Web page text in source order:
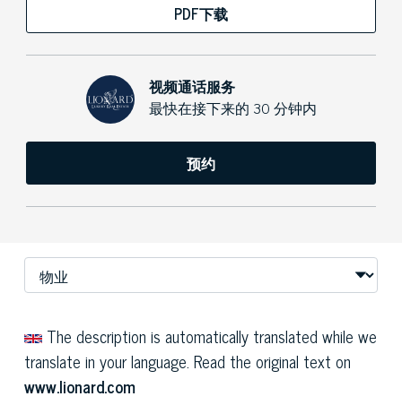
PDF下载
视频通话服务
最快在接下来的 30 分钟内
预约
The description is automatically translated while we
translate in your language. Read the original text on
www.lionard.com